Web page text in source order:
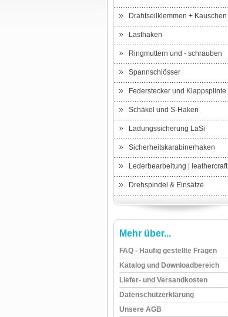
Drahtseilklemmen + Kauschen
Lasthaken
Ringmuttern und - schrauben
Spannschlösser
Federstecker und Klappsplinte
Schäkel und S-Haken
Ladungssicherung LaSi
Sicherheitskarabinerhaken
Lederbearbeitung | leathercraft
Drehspindel & Einsätze
Mehr über...
FAQ - Häufig gestellte Fragen
Katalog und Downloadbereich
Liefer- und Versandkosten
Datenschutzerklärung
Unsere AGB